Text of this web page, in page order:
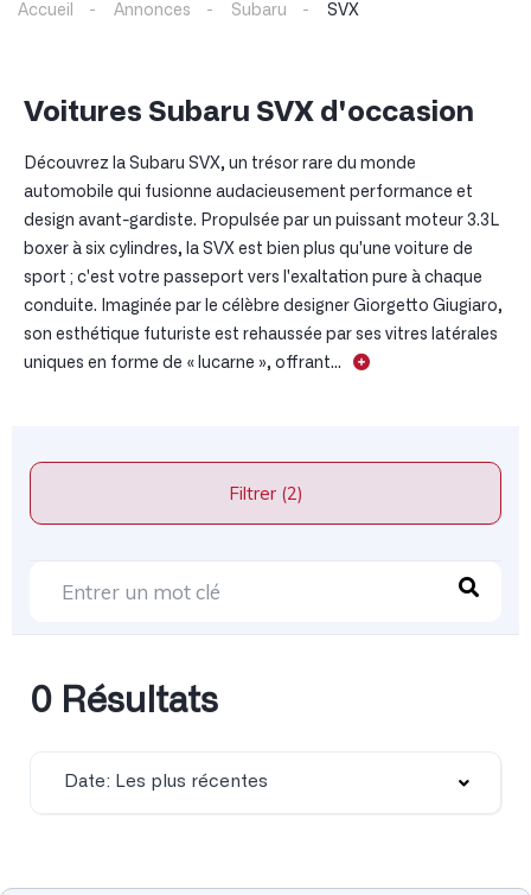
Accueil Annonces Subaru SVX
Voitures Subaru SVX d'occasion
Découvrez la Subaru SVX, un trésor rare du monde
automobile qui fusionne audacieusement performance et
design avant-gardiste. Propulsée par un puissant moteur 3.3L
boxer à six cylindres, la SVX est bien plus qu'une voiture de
sport ; c'est votre passeport vers l'exaltation pure à chaque
conduite. Imaginée par le célèbre designer Giorgetto Giugiaro,
son esthétique futuriste est rehaussée par ses vitres latérales
uniques en forme de « lucarne », offrant...
Filtrer (2)
0 Résultats
Date: Les plus récentes